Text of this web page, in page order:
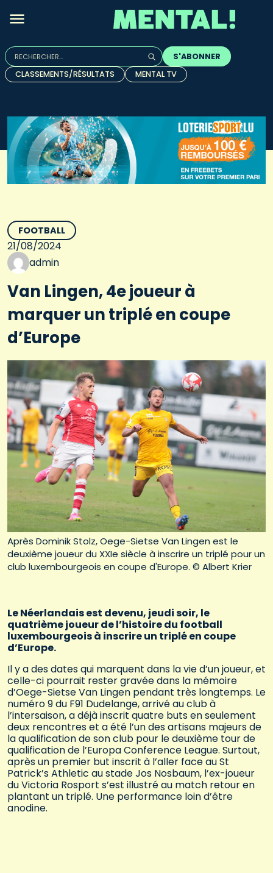
Rechercher :
Quand les résultats de l'auto-complétion sont
S'ABONNER
CLASSEMENTS/RÉSULTATS
MENTAL TV
Après Dominik Stolz, Oege-Sietse Van Lingen est le
deuxième joueur du XXIe siècle à inscrire un triplé pour un
club luxembourgeois en coupe d'Europe. © Albert Krier
FOOTBALL
21/08/2024
admin
Van Lingen, 4e joueur à
marquer un triplé en coupe
d’Europe
Le Néerlandais est devenu, jeudi soir, le
quatrième joueur de l’histoire du football
luxembourgeois à inscrire un triplé en coupe
d’Europe.
Il y a des dates qui marquent dans la vie d’un joueur, et
celle-ci pourrait rester gravée dans la mémoire
d’Oege-Sietse Van Lingen pendant très longtemps. Le
numéro 9 du F91 Dudelange, arrivé au club à
l’intersaison, a déjà inscrit quatre buts en seulement
deux rencontres et a été l’un des artisans majeurs de
la qualification de son club pour le deuxième tour de
qualification de l’Europa Conference League. Surtout,
après un premier but inscrit à l’aller face au St
Patrick’s Athletic au stade Jos Nosbaum, l’ex-joueur
du Victoria Rosport s’est illustré au match retour en
plantant un triplé. Une performance loin d’être
anodine.